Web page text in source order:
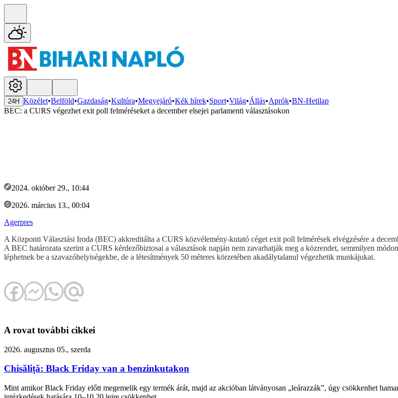
24H Közélet•Belföld•Gazdaság•Kultúra•Megyejáró•Kék hírek•Sport•Világ•Állás•Aprók•BN-Hetilap
BEC: a CURS végezhet exit poll felméréseket a december elsejei parlamenti választásokon
2024. október 29., 10:44
2026. március 13., 00:04
Agerpres
A Központi Választási Iroda (BEC) akkreditálta a CURS közvélemény-kutató céget exit poll felmérések elvégzésére a
A BEC határozata szerint a CURS kérdezőbiztosai a választások napján nem zavarhatják meg a közrendet, semmilyen
léphetnek be a szavazóhelyiségekbe, de a létesítmények 50 méteres körzetében akadálytalanul végezhetik munkájukat.
A rovat további cikkei
2026. augusztus 05., szerda
Chisăliță: Black Friday van a benzinkutakon
Mint amikor Black Friday előtt megemelik egy termék árát, majd az akcióban látványosan „leárazzák”, úgy csökkenhet